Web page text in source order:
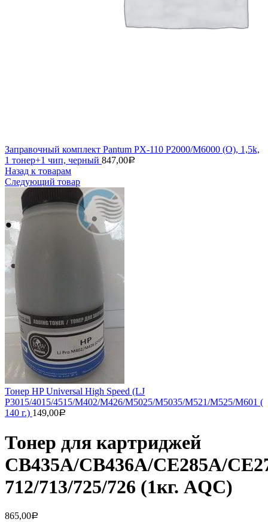
Заправочный комплект Pantum PX-110 P2000/M6000 (О), 1,5k,
1 тонер+1 чип, черный 847,00Р
Назад к товарам
Следующий товар
Тонер HP Universal High Speed (LJ
P3015/4015/4515/M402/M426/M5025/M5035/M521/M525/M601 (
140 г.) 149,00Р
Тонер для картриджей
CB435A/CB436A/CE285A/
712/713/725/726 (1кг. AQC)
865,00Р